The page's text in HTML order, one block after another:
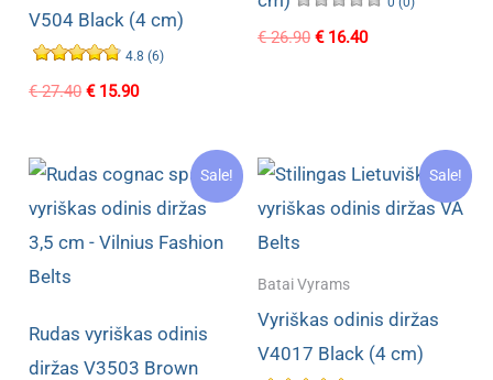
V504 Black (4 cm)
4.8 (6)
€27.40 Original
€15.90Current
€26.90 Original
€16.40Current
Sale!
Rudas vyriškas odinis
diržas V3503 Brown
Sale!
Batai Vyrams
Vyriškas odinis diržas
V4017 Black (4 cm)